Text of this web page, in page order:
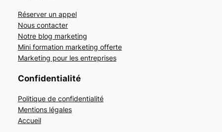
Réserver un appel
Nous contacter
Notre blog marketing
Mini formation marketing offerte
Marketing pour les entreprises
Confidentialité
Politique de confidentialité
Mentions légales
Accueil